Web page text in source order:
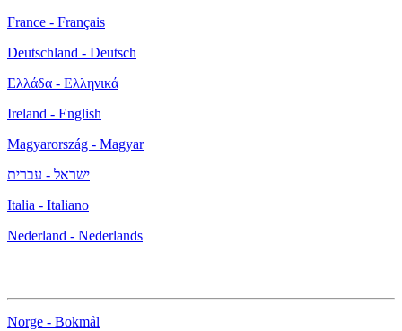
France - Français
Deutschland - Deutsch
Ελλάδα - Ελληνικά
Ireland - English
Magyarország - Magyar
ישראל - עברית
Italia - Italiano
Nederland - Nederlands
Norge - Bokmål